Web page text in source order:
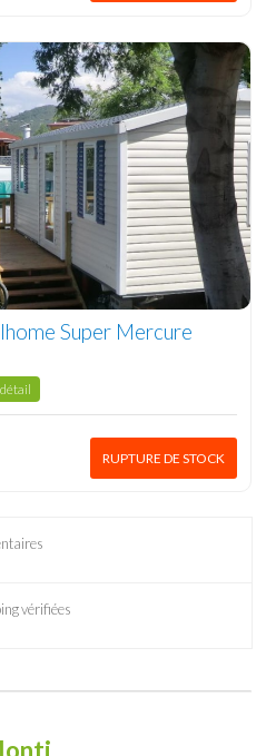
Super Mercure
RUPTURE DE STOCK
vérifiées